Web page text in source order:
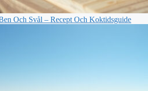
Och Svål – Recept Och Koktidsguide